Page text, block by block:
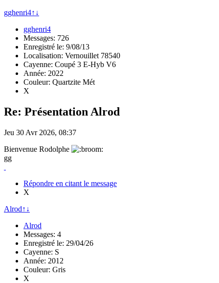
gghenri4↑ ↓
gghenri4
Messages: 726
Enregistré le: 9/08/13
Localisation: Vernouillet 78540
Cayenne: Coupé 3 E-Hyb V6
Année: 2022
Couleur: Quartzite Mét
X
Re: Présentation Alrod
Jeu 30 Avr 2026, 08:37
Bienvenue Rodolphe
gg
Répondre en citant le message
X
Alrod↑ ↓
Alrod
Messages: 4
Enregistré le: 29/04/26
Cayenne: S
Année: 2012
Couleur: Gris
X